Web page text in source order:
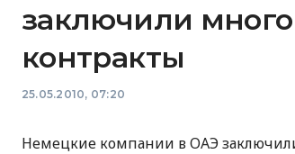
заключили
контракты
25.05.2010, 07:20
Немецкие компании в ОАЭ